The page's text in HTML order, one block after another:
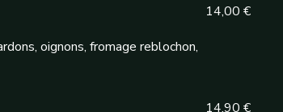
oignons, fromage reblochon,
14,00 €
14,90 €